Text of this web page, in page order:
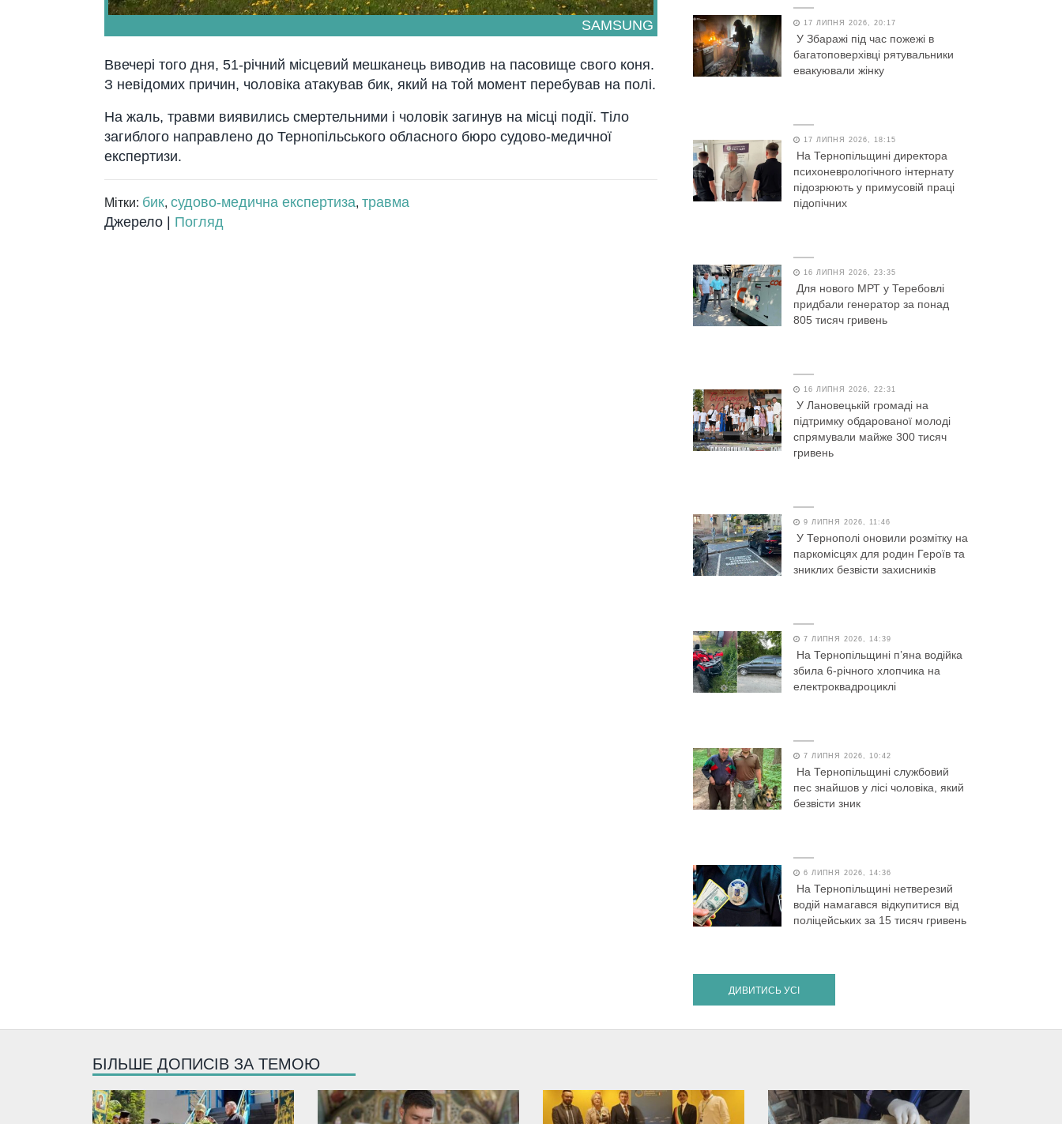
SAMSUNG
Ввечері того дня, 51-річний місцевий мешканець виводив на пасовище свого коня.
З невідомих причин, чоловіка атакував бик, який на той момент перебував на полі.
На жаль, травми виявились смертельними і чоловік загинув на місці події. Тіло
загиблого направлено до Тернопільського обласного бюро судово-медичної
експертизи.
Мітки: бик, судово-медична експертиза, травма
Джерело | Погляд
17 ЛИПНЯ 2026, 20:17
У Збаражі під час пожежі в
багатоповерхівці рятувальники
евакуювали жінку
17 ЛИПНЯ 2026, 18:15
На Тернопільщині директора
психоневрологічного інтернату
підозрюють у примусовій праці
підопічних
16 ЛИПНЯ 2026, 23:35
Для нового МРТ у Теребовлі
придбали генератор за понад
805 тисяч гривень
16 ЛИПНЯ 2026, 22:31
У Лановецькій громаді на
підтримку обдарованої молоді
спрямували майже 300 тисяч
гривень
9 ЛИПНЯ 2026, 11:46
У Тернополі оновили розмітку на
паркомісцях для родин Героїв та
зниклих безвісти захисників
7 ЛИПНЯ 2026, 14:39
На Тернопільщині п’яна водійка
збила 6-річного хлопчика на
електроквадроциклі
7 ЛИПНЯ 2026, 10:42
На Тернопільщині службовий
пес знайшов у лісі чоловіка, який
безвісти зник
6 ЛИПНЯ 2026, 14:36
На Тернопільщині нетверезий
водій намагався відкупитися від
поліцейських за 15 тисяч гривень
ДИВИТИСЬ УСІ
БІЛЬШЕ ДОПИСІВ ЗА ТЕМОЮ